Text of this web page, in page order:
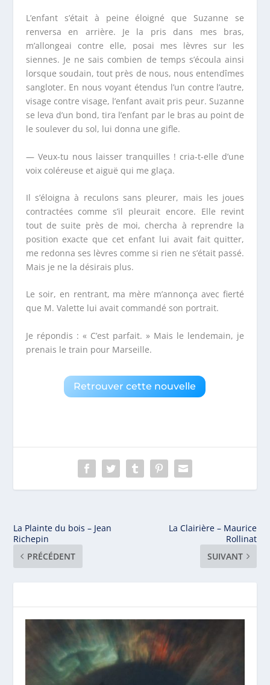
L’enfant s’était à peine éloigné que Suzanne se
renversa en arrière. Je la pris dans mes bras,
m’allongeai contre elle, posai mes lèvres sur les
siennes. Je ne sais combien de temps s’écoula ainsi
lorsque soudain, tout près de nous, nous entendîmes
sangloter. En nous voyant étendus l’un contre l’autre,
visage contre visage, l’enfant avait pris peur. Suzanne
se leva d’un bond, tira l’enfant par le bras au point de
le soulever du sol, lui donna une gifle.
— Veux-tu nous laisser tranquilles ! cria-t-elle d’une
voix coléreuse et aiguë qui me glaça.
Il s’éloigna à reculons sans pleurer, mais les joues
contractées comme s’il pleurait encore. Elle revint
tout de suite près de moi, chercha à reprendre la
position exacte que cet enfant lui avait fait quitter,
me redonna ses lèvres comme si rien ne s’était passé.
Mais je ne la désirais plus.
Le soir, en rentrant, ma mère m’annonça avec fierté
que M. Valette lui avait commandé son portrait.
Je répondis : « C’est parfait. » Mais le lendemain, je
prenais le train pour Marseille.
Retrouver cette nouvelle
La Plainte du bois – Jean
Richepin
PRÉCÉDENT
La Clairière – Maurice
Rollinat
SUIVANT